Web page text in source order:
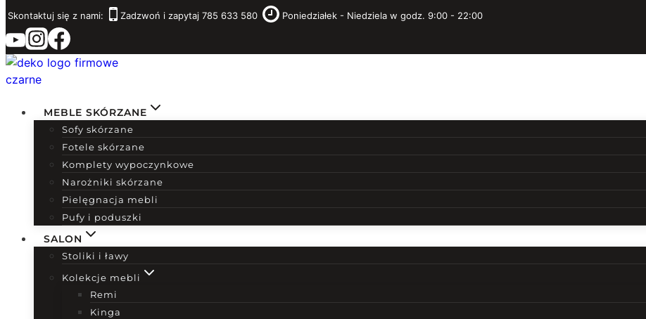
do
treści
Skontaktuj się z nami: Zadzwoń i zapytaj 785 633 580 Poniedziałek - Niedziela w godz. 9:00 - 22:00
MEBLE SKÓRZANE
Sofy skórzane
Fotele skórzane
Komplety wypoczynkowe
Narożniki skórzane
Pielęgnacja mebli
Pufy i poduszki
SALON
Stoliki i ławy
Kolekcje mebli
Remi
Kinga